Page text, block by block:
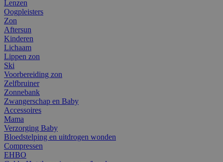
Lenzen
Oogpleisters
Zon
Aftersun
Kinderen
Lichaam
Lippen zon
Ski
Voorbereiding zon
Zelfbruiner
Zonnebank
Zwangerschap en Baby
Accessoires
Mama
Verzorging Baby
Bloedstelping en uitdrogen wonden
Compressen
EHBO